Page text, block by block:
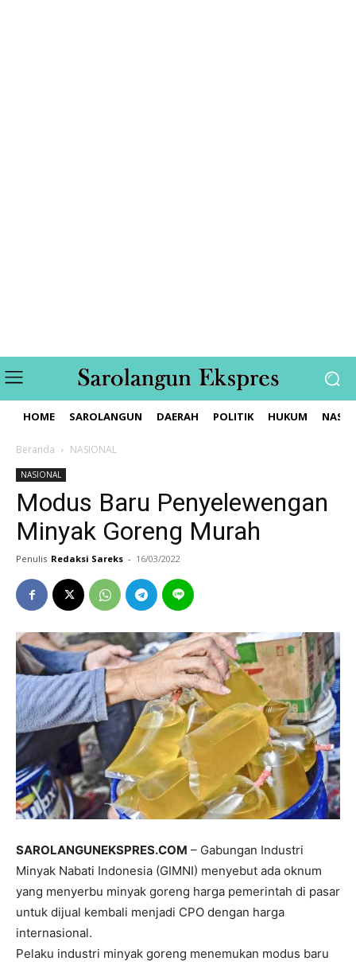
HOME SAROLANGUN DAERAH POLITIK HUKUM
Beranda NASIONAL
NASIONAL
Modus Baru Penyelewengan
Minyak Goreng Murah
Penulis Redaksi Sareks - 16/03/2022
SAROLANGUNEKSPRES.COM – Gabungan Industri
Minyak Nabati Indonesia (GIMNI) menyebut ada oknum
yang menyerbu minyak goreng harga pemerintah di pasar
untuk dijual kembali menjadi CPO dengan harga
internasional.
Pelaku industri minyak goreng menemukan modus baru